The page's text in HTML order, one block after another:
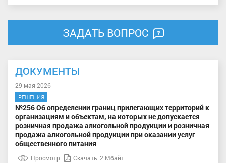
ЗАДАТЬ ВОПРОС
ДОКУМЕНТЫ
29 мая 2026
РЕШЕНИЯ
№256 Об определении границ прилегающих территорий к
организациям и объектам, на которых не допускается
розничная продажа алкогольной продукции и розничная
продажа алкогольной продукции при оказании услуг
общественного питания
Просмотр Скачать 2 Мбайт